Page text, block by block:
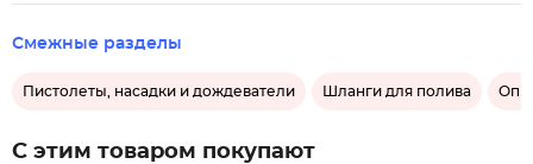
Смежные разделы
Пистолеты, насадки и дождеватели Шланги для полива
С этим товаром покупают